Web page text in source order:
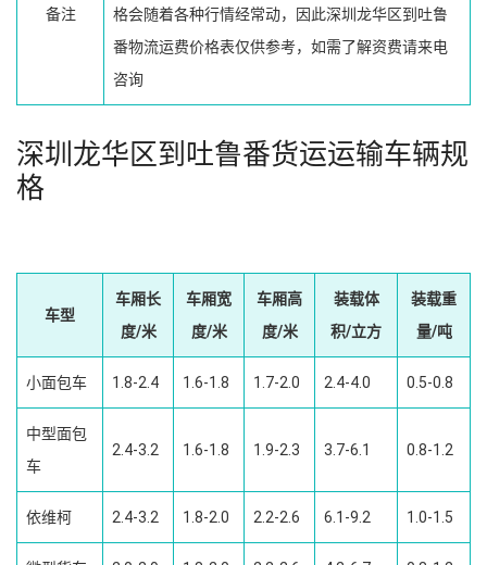
备注
格会随着各种行情经常动，因此深圳龙华区到吐鲁
番物流运费价格表仅供参考，如需了解资费请来电
咨询
深圳龙华区到吐鲁番货运运输车辆规
格
车型
车厢长
度/米
车厢宽
度/米
车厢高
度/米
装载体
积/立方
装载重
量/吨
小面包车 1.8-2.4 1.6-1.8 1.7-2.0 2.4-4.0 0.5-0.8
中型面包
车
2.4-3.2 1.6-1.8 1.9-2.3 3.7-6.1 0.8-1.2
依维柯 2.4-3.2 1.8-2.0 2.2-2.6 6.1-9.2 1.0-1.5